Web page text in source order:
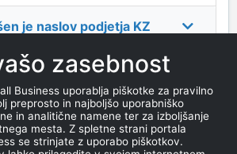
je naslov podjetja KZ
je kontakt podjetja
z.o.o.-v stečaju?
je datum ustanovitve
zasebnost
Business uporablja piškotke za pravilno
preprosto in najboljšo uporabniško
in analitične namene ter za izboljšanje
mesta. Z spletne strani portala
se strinjate z uporabo piškotkov.